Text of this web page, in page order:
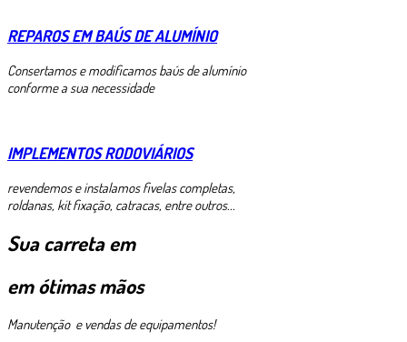
REPAROS EM BAÚS DE ALUMÍNIO
Consertamos e modificamos baús de alumínio
conforme a sua necessidade
IMPLEMENTOS RODOVIÁRIOS
revendemos e instalamos fivelas completas,
roldanas, kit fixação, catracas, entre outros...
Sua carreta em
em ótimas mãos
Manutenção e vendas de equipamentos!